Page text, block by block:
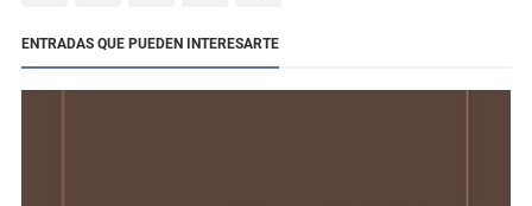
ENTRADAS QUE PUEDEN INTERESARTE